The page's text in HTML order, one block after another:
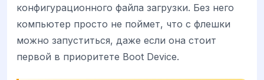
конфигурационного файла загрузки. Без него
компьютер просто не поймет, что с флешки
можно запуститься, даже если она стоит
первой в приоритете Boot Device.